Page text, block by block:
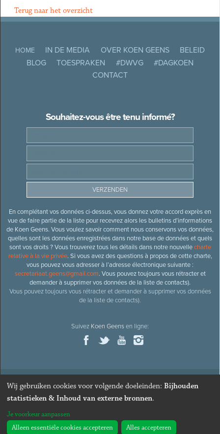
Terug naar het overzicht
HOME IN DE MEDIA OVER KOEN GEENS
BELEID
BLOG
TOESPRAKEN #DWVG
#DAGKOEN
CONTACT
Souhaitez-vous être tenu informé?
En complétant vos données ci-dessus, vous donnez votre accord exprès en
vue de faire partie de la liste pour recevrez alors les bulletins d’informations
de Koen Geens. Vous voulez savoir comment nous conservons vos données,
quelles sont les données enregistrées dans notre base de données et quels
sont vos droits ? Vous trouverez tous les détails dans notre nouvellecharte
relative à la vie privée. Si vous avez des questions à propos de cette charte,
vous pouvez vous adresser à l’adresse électronique suivante :
secretariaat.geens@gmail.com. Vous pouvez toujours vous rétracter et
demander à supprimer vos données de la liste de contacts).
Vous pouvez toujours vous rétracter et demander à supprimer vos données
de la liste de contacts).
Suivez Koen Geensen ligne:
© 2026Ancien ministre et député honoraire
Webdesign & développement par Zenjoy de Louvain
Wij gebruiken cookies voor volgende doeleinden: Bijhouden
statistieken & Inhoud van externe bronnen.
Je voorkeur aanpassen
Alleen essentiële cookies accepteren
Alles accepteren